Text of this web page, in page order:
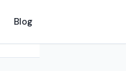
Blog